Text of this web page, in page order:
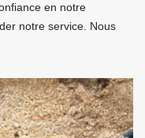
en notre
notre service. Nous